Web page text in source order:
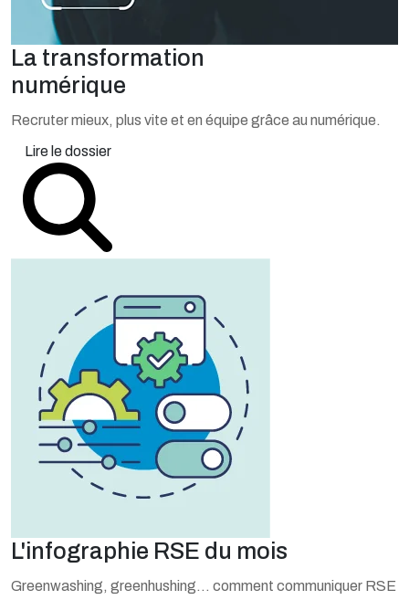
La transformation
numérique
Recruter mieux, plus vite et en équipe grâce au numérique.
Lire le dossier
L'infographie RSE du mois
Greenwashing, greenhushing… comment communiquer RSE